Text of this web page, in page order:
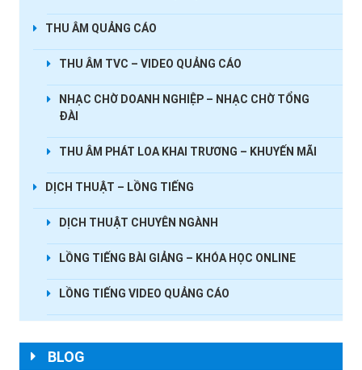
THU ÂM QUẢNG CÁO
THU ÂM TVC – VIDEO QUẢNG CÁO
NHẠC CHỜ DOANH NGHIỆP – NHẠC CHỜ TỔNG
ĐÀI
THU ÂM PHÁT LOA KHAI TRƯƠNG – KHUYẾN MÃI
DỊCH THUẬT – LỒNG TIẾNG
DỊCH THUẬT CHUYÊN NGÀNH
LỒNG TIẾNG BÀI GIẢNG – KHÓA HỌC ONLINE
LỒNG TIẾNG VIDEO QUẢNG CÁO
BLOG